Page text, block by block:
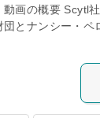
画の概要 Scytl
とナンシー・ペ